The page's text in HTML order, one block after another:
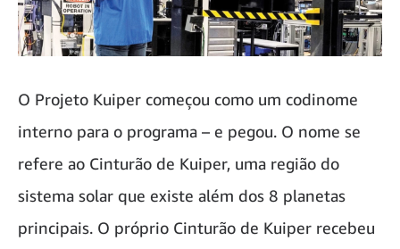
O Projeto Kuiper começou como um codinome
interno para o programa – e pegou. O nome se
refere ao Cinturão de Kuiper, uma região do
sistema solar que existe além dos 8 planetas
principais. O próprio Cinturão de Kuiper recebeu